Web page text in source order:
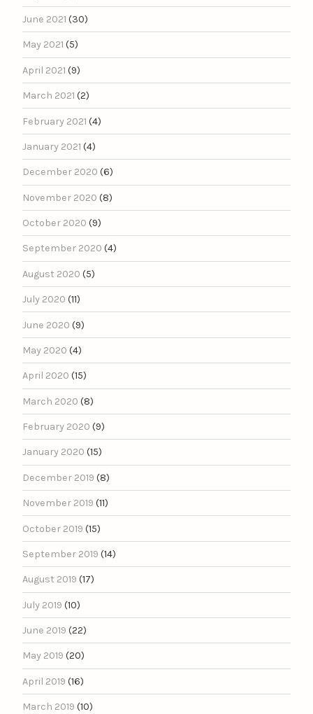
June 2021 (30)
May 2021 (5)
April 2021 (9)
March 2021 (2)
February 2021 (4)
January 2021 (4)
December 2020 (6)
November 2020 (8)
October 2020 (9)
September 2020 (4)
August 2020 (5)
July 2020 (11)
June 2020 (9)
May 2020 (4)
April 2020 (15)
March 2020 (8)
February 2020 (9)
January 2020 (15)
December 2019 (8)
November 2019 (11)
October 2019 (15)
September 2019 (14)
August 2019 (17)
July 2019 (10)
June 2019 (22)
May 2019 (20)
April 2019 (16)
March 2019 (10)